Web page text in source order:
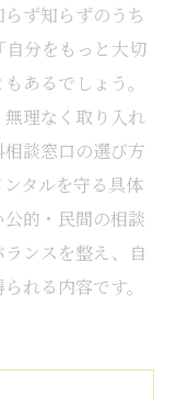
ず知らずのうち
分をもっと大切
あるでしょう。
理なく取り入れ
談窓口の選び方
タルを守る具体
的・民間の相談
ンスを整え、自
れる内容です。